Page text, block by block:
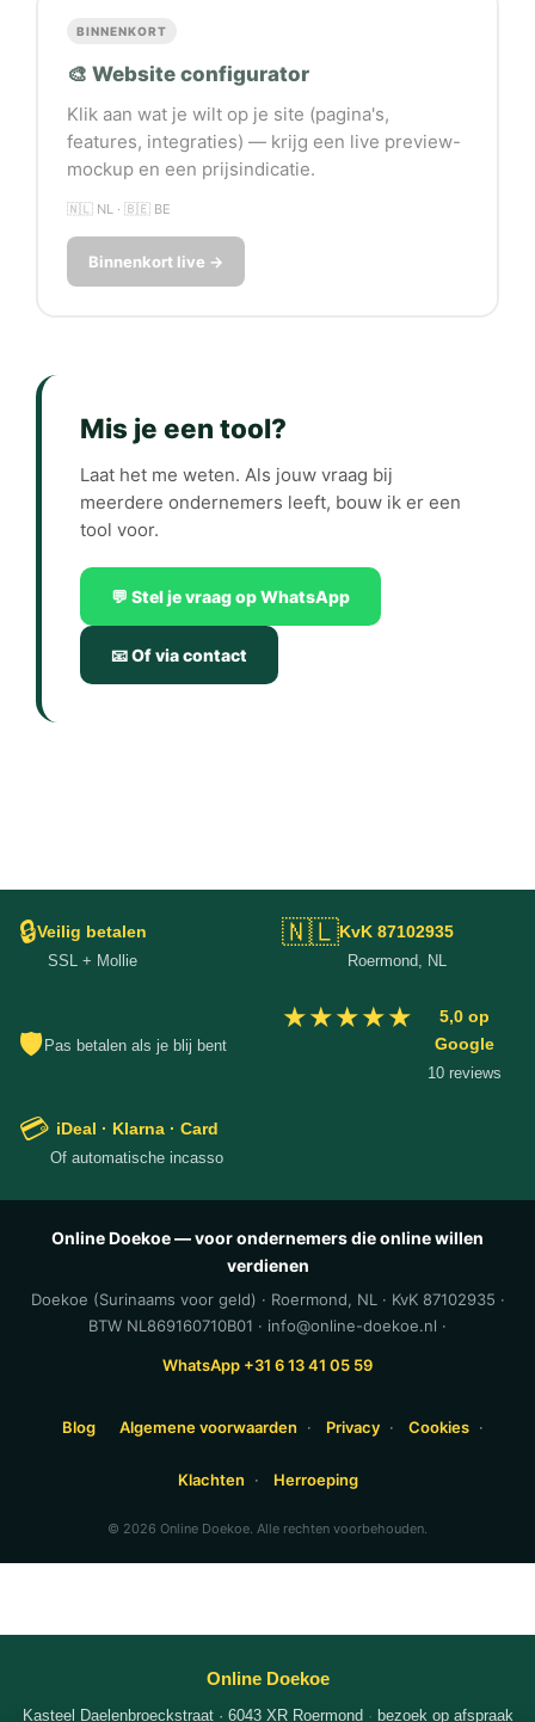
BINNENKORT
🎨 Website configurator
Klik aan wat je wilt op je site (pagina's,
features, integraties) — krijg een live preview-
mockup en een prijsindicatie.
🇳🇱 NL · 🇧🇪 BE
Binnenkort live →
Mis je een tool?
Laat het me weten. Als jouw vraag bij
meerdere ondernemers leeft, bouw ik er een
tool voor.
💬 Stel je vraag op WhatsApp
📧 Of via contact
🔒Veilig betalen
SSL + Mollie
🇳🇱KvK 87102935
Roermond, NL
🛡 Pas betalen als je blij bent
★★★★★
5,0 op
Google
10 reviews
💳 iDeal · Klarna · Card
Of automatische incasso
Online Doekoe — voor ondernemers die online willen
verdienen
Doekoe (Surinaams voor geld) · Roermond, NL · KvK 87102935 ·
BTW NL869160710B01 · info@online-doekoe.nl ·
WhatsApp +31 6 13 41 05 59
Blog Algemene voorwaarden · Privacy · Cookies ·
Klachten · Herroeping
© 2026 Online Doekoe. Alle rechten voorbehouden.
Online Doekoe
Kasteel Daelenbroeckstraat · 6043 XR Roermond · bezoek op afspraak